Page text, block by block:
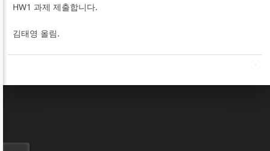
HW1 과제 제출합니다.
김태영 올림.
Sketchbook5, 스케치북5
Sketchbook5, 스케치북5